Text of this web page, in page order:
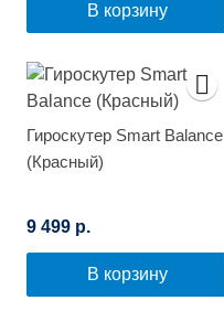
В корзину
Гироскутер Smart Balance
(Красный)
9 499 р.
В корзину